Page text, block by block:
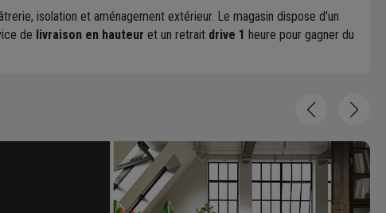
isolation et aménagement extérieur. Le magasin dispose d'un
de livraison en hauteur et un retrait drive 1 heure pour gagner du